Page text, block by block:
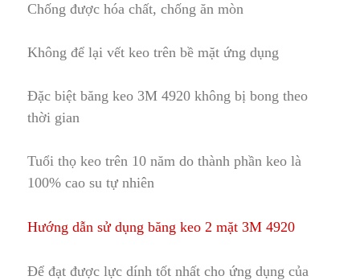
Chống được hóa chất, chống ăn mòn
Không để lại vết keo trên bề mặt ứng dụng
Đặc biệt băng keo 3M 4920 không bị bong theo
thời gian
Tuổi thọ keo trên 10 năm do thành phần keo là
100% cao su tự nhiên
Hướng dẫn sử dụng băng keo 2 mặt 3M 4920
Để đạt được lực dính tốt nhất cho ứng dụng của